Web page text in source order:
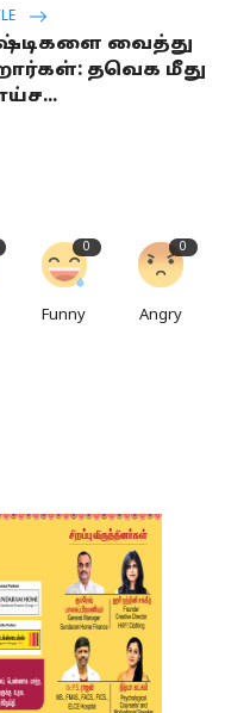
வைத்து
தவெக மீது
0
Funny
0
Angry